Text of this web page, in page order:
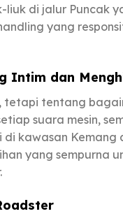
di jalur Puncak
yang
Intim dan
tentang
suara mesin,
di kawasan
yang sempurna